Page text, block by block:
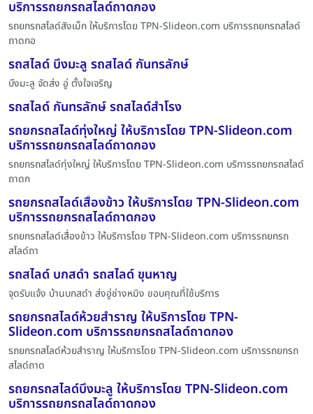
บริการรถยกรถสไลด์ถาดกอง
รถยกรถสไลด์สังเม็ก ให้บริการโดย TPN-Slideon.com บริการรถยกรถสไลด์
ถาดกอ
รถสไลด์ บึงมะลู รถสไลด์ กันทรลักษ์
บึงมะลู จัดส่ง อู่ ตั้งใจเจริญ
รถสไลด์ กันทรลักษ์ รถสไลด์สำโรง
รถยกรถสไลด์ทุ่งใหญ่ ให้บริการโดย TPN-Slideon.com
บริการรถยกรถสไลด์ถาดกอง
รถยกรถสไลด์ทุ่งใหญ่ ให้บริการโดย TPN-Slideon.com บริการรถยกรถสไลด์
ถาดก
รถยกรถสไลด์เสื่องข้าว ให้บริการโดย TPN-Slideon.com
บริการรถยกรถสไลด์ถาดกอง
รถยกรถสไลด์เสื่องข้าว ให้บริการโดย TPN-Slideon.com บริการรถยกรถ
สไลด์ถา
รถสไลด์ บกสดำ รถสไลด์ ขุนหาญ
จุดรับแจ้ง บ้านบกสดำ ส่งอู่ช่างหมิง ขอบคุณที่ใช้บริการ
รถยกรถสไลด์ห้วยสำราญ ให้บริการโดย TPN-
Slideon.com บริการรถยกรถสไลด์ถาดกอง
รถยกรถสไลด์ห้วยสำราญ ให้บริการโดย TPN-Slideon.com บริการรถยกรถ
สไลด์ถาด
รถยกรถสไลด์บึงมะลู ให้บริการโดย TPN-Slideon.com
บริการรถยกรถสไลด์ถาดกอง